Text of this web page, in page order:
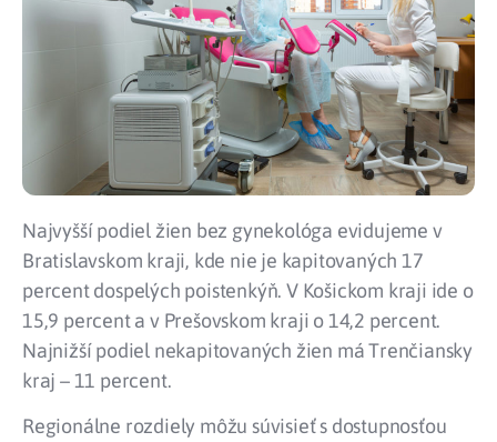
Najvyšší podiel žien bez gynekológa evidujeme v
Bratislavskom kraji, kde nie je kapitovaných 17
percent dospelých poistenkýň. V Košickom kraji ide o
15,9 percent a v Prešovskom kraji o 14,2 percent.
Najnižší podiel nekapitovaných žien má Trenčiansky
kraj – 11 percent.
Regionálne rozdiely môžu súvisieť s dostupnosťou